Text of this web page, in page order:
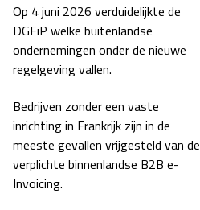
Op 4 juni 2026 verduidelijkte de
DGFiP welke buitenlandse
ondernemingen onder de nieuwe
regelgeving vallen.
Bedrijven zonder een vaste
inrichting in Frankrijk zijn in de
meeste gevallen vrijgesteld van de
verplichte binnenlandse B2B e-
Invoicing.